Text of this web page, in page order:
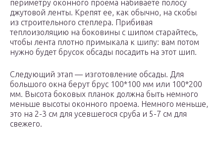
периметру оконного проема набиваете полосу
джутовой ленты. Крепят ее, как обычно, на скобы
из строительного степлера. Прибивая
теплоизоляцию на боковины с шипом старайтесь,
чтобы лента плотно примыкала к шипу: вам потом
нужно будет брусок обсады посадить на этот шип.
Следующий этап — изготовление обсады. Для
большого окна берут брус 100*100 мм или 100*200
мм. Высота боковых планок должна быть немного
меньше высоты оконного проема. Немного меньше,
это на 2-3 см для усевшегося сруба и 5-7 см для
свежего.